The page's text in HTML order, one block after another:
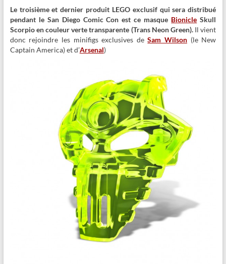
Le troisième et dernier produit LEGO exclusif qui sera distribué
pendant le San Diego Comic Con est ce masque Bionicle Skull
Scorpio en couleur verte transparente (Trans Neon Green). Il vient
donc rejoindre les minifigs exclusives deSam Wilson (le New
Captain America) et d’Arsenal)